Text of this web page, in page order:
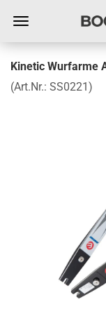
Kinetic Wurfarme
(Art.Nr.: SS0221)